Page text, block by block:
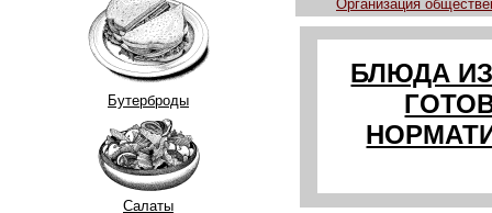
Бутерброды
Салаты
Организация
БЛЮДА